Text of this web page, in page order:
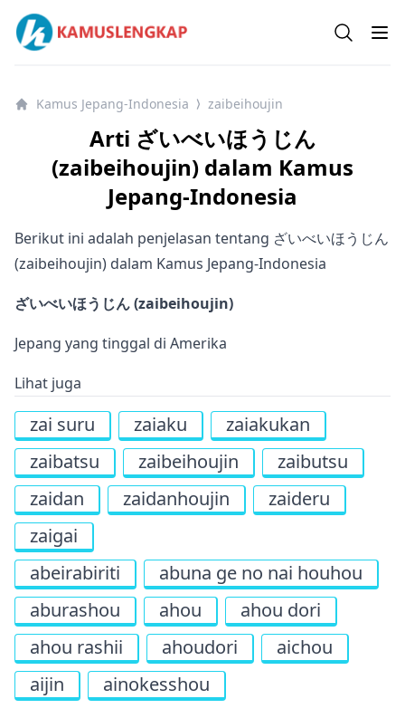
Kamus Lengkap Jepang-Indonesia - Kamus Bahasa
Open
Kamus Jepang-Indonesia ⟩ zaibeihoujin
Arti ざいべいほうじん
(zaibeihoujin) dalam Kamus
Jepang-Indonesia
Berikut ini adalah penjelasan tentang ざいべいほうじん
(zaibeihoujin) dalam Kamus Jepang-Indonesia
ざいべいほうじん (zaibeihoujin)
Jepang yang tinggal di Amerika
Lihat juga
zai suru zaiaku
zaiakukan
zaibatsu
zaibeihoujin
zaibutsu
zaidan
zaidanhoujin
zaideru
zaigai
abeirabiriti
abuna ge no nai houhou
aburashou
ahou
ahou dori
ahou rashii
ahoudori
aichou
aijin
ainokesshou